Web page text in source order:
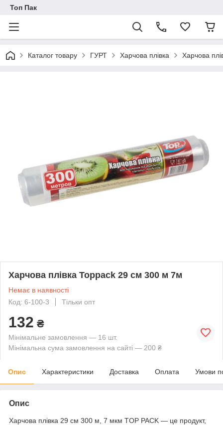
Топ Пак
Каталог товару ГУРТ Харчова плівка Харчова
Харчова плівка Toppack 29 см 300 м 7м
Немає в наявності
Код: 6-100-3
Тільки опт
132 ₴
Мінімальне замовлення — 16 шт.
Мінімальна сума замовлення на сайті — 200 ₴
Опис Характеристики Доставка Оплата Умови
Опис
Харчова плівка 29 см 300 м, 7 мкм TOP PACK — це продукт,